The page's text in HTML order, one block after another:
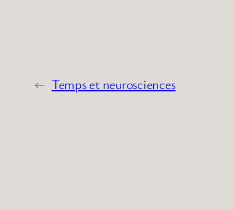
← Temps et neurosciences